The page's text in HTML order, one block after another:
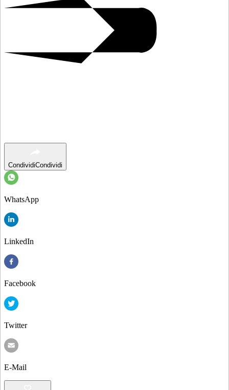
CondividiCondividi
WhatsApp
LinkedIn
Facebook
Twitter
E-Mail